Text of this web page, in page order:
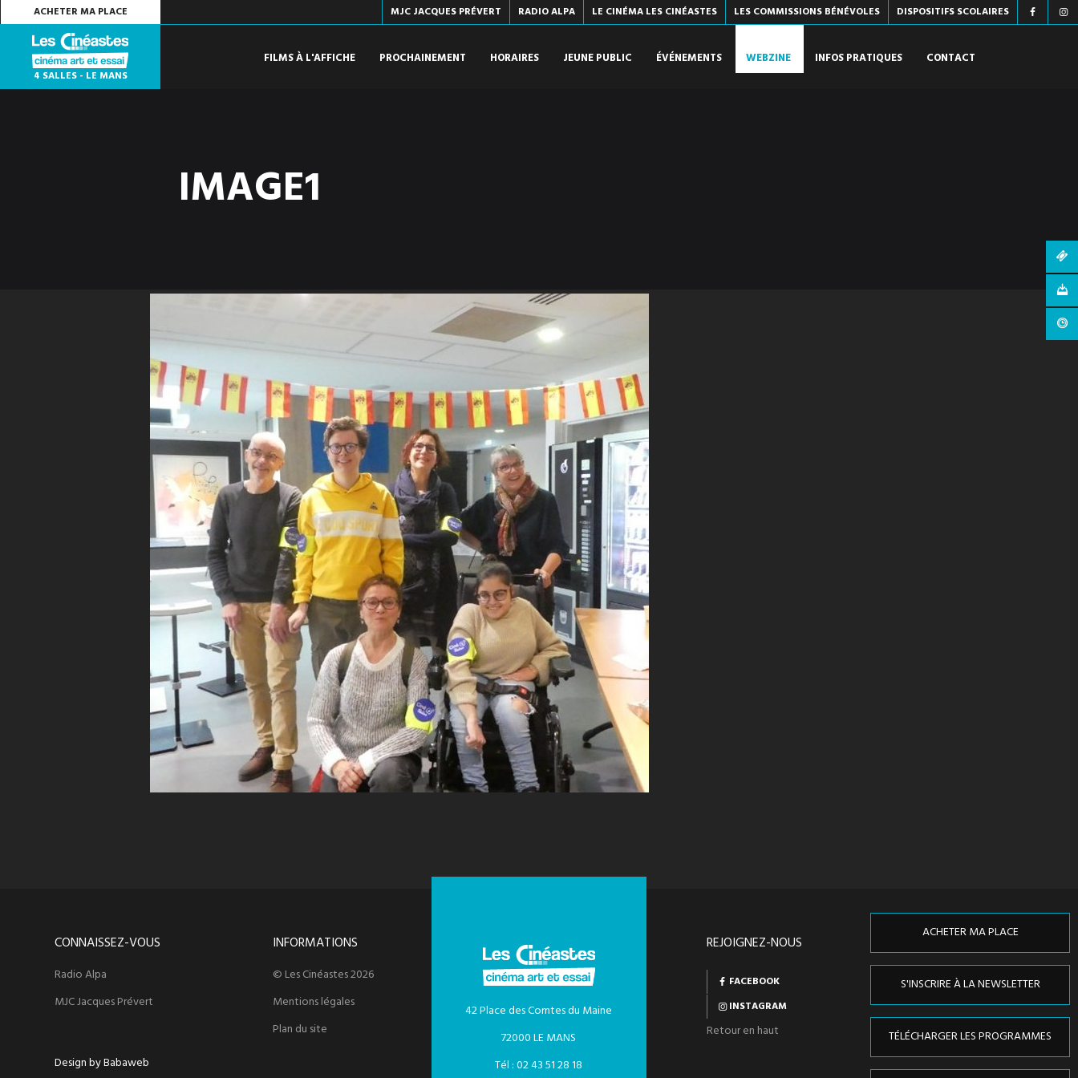
ACHETER MA PLACE MJC JACQUES PRÉVERT RADIO ALPA LE CINÉMA LES CINÉASTES LES COMMISSIONS BÉNÉVOLES DISPOSITIFS SCOLAIRES
4 SALLES - LE MANS
FILMS À L'AFFICHE PROCHAINEMENT HORAIRES JEUNE PUBLIC ÉVÉNEMENTS WEBZINE INFOS PRATIQUES CONTACT
IMAGE1
CONNAISSEZ-VOUS
Radio Alpa
MJC Jacques Prévert
Design by Babaweb
INFORMATIONS
© Les Cinéastes 2026
Mentions légales
Plan du site
42 Place des Comtes du Maine
72000 LE MANS
Tél : 02 43 51 28 18
REJOIGNEZ-NOUS
FACEBOOK
INSTAGRAM
Retour en haut
ACHETER MA PLACE
S'INSCRIRE À LA NEWSLETTER
TÉLÉCHARGER LES PROGRAMMES